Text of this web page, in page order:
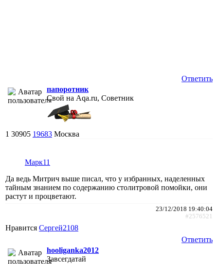
Ответить
папоротник
Свой на Aqa.ru, Советник
1 30905 19683 Москва
Марк11
Да ведь Митрич выше писал, что у избранных, наделенных
тайным знанием по содержанию столитровой помойки, они
растут и процветают.
23/12/2018 19:40:04
#2576521
Нравится Сергей2108
Ответить
hooliganka2012
Завсегдатай